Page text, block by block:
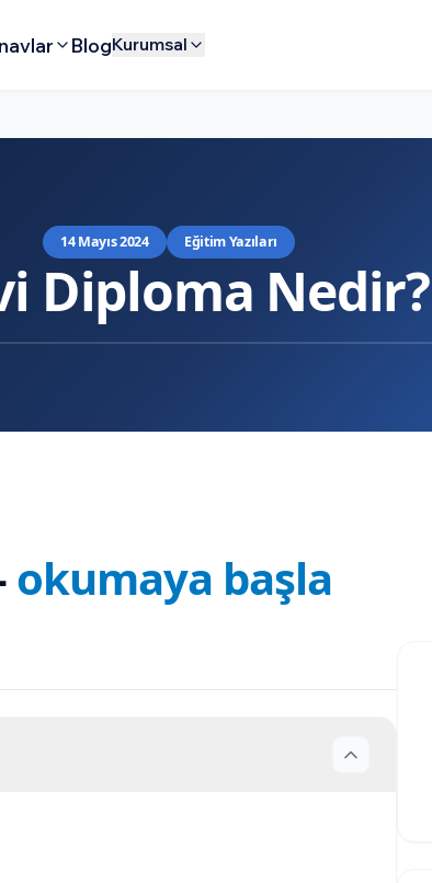
BlogKurumsal
14 Mayıs 2024 Eğitim Yazıları
Diploma Nedir?
okumaya başla